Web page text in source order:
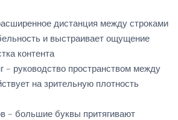
дистанция между строками
и выстраивает ощущение
контента
– руководство пространством между
на зрительную плотность
– большие буквы притягивают